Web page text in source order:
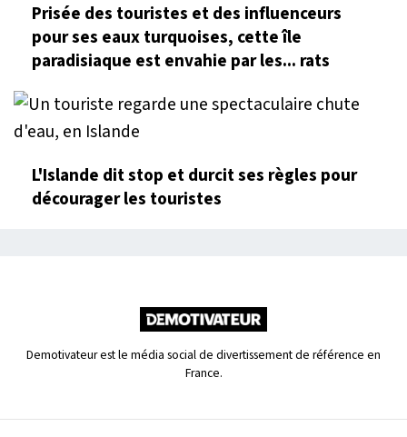
Prisée des touristes et des influenceurs
pour ses eaux turquoises, cette île
paradisiaque est envahie par les... rats
L'Islande dit stop et durcit ses règles pour
décourager les touristes
Demotivateur est le média social de divertissement de référence en
France.